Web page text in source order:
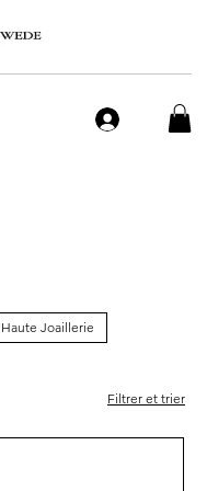
Haute Joaillerie
Filtrer et trier